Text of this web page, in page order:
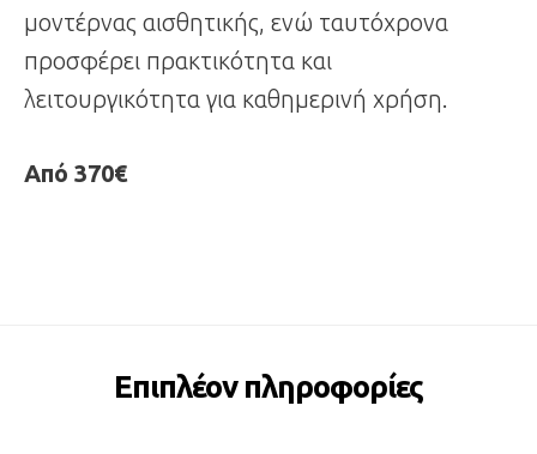
μοντέρνας αισθητικής, ενώ ταυτόχρονα
προσφέρει πρακτικότητα και
λειτουργικότητα για καθημερινή χρήση.
Από 370€
Επιπλέον πληροφορίες